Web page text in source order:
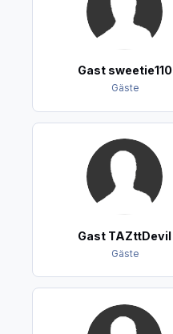
Gast sweetie110
Gäste
Gast TAZttDevil
Gäste